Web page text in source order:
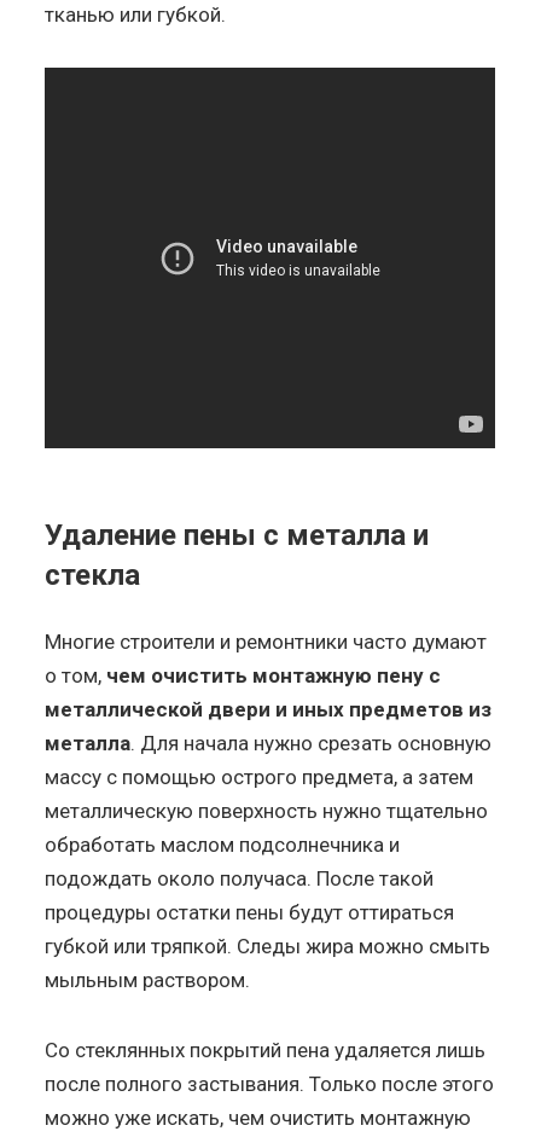
тканью или губкой.
Удаление пены с металла и
стекла
Многие строители и ремонтники часто думают
о том, чем очистить монтажную пену с
металлической двери и иных предметов из
металла. Для начала нужно срезать основную
массу с помощью острого предмета, а затем
металлическую поверхность нужно тщательно
обработать маслом подсолнечника и
подождать около получаса. После такой
процедуры остатки пены будут оттираться
губкой или тряпкой. Следы жира можно смыть
мыльным раствором.
Со стеклянных покрытий пена удаляется лишь
после полного застывания. Только после этого
можно уже искать, чем очистить монтажную